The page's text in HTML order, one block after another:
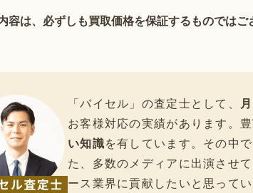
容は、必ずしも買取価格を保証するものではご
「バイセル」の査定士として、
お客様対応の実績があります。
い知識を有しています。その中
た、多数のメディアに出演させ
ース業界に貢献したいと思って